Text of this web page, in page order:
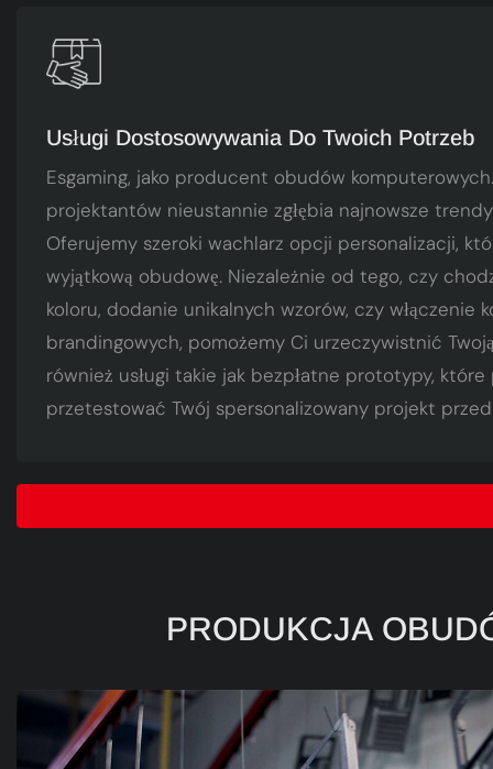
Usługi Dostosowywania Do Twoich Potrzeb
Esgaming, jako producent obudów
projektantów nieustannie zgłębia najnowsze
Oferujemy szeroki wachlarz opcji personalizacji,
wyjątkową obudowę. Niezależnie od tego, czy
koloru, dodanie unikalnych wzorów, czy włączenie
brandingowych, pomożemy Ci urzeczywistnić
również usługi takie jak bezpłatne prototypy,
przetestować Twój spersonalizowany projekt
PRODUKCJA